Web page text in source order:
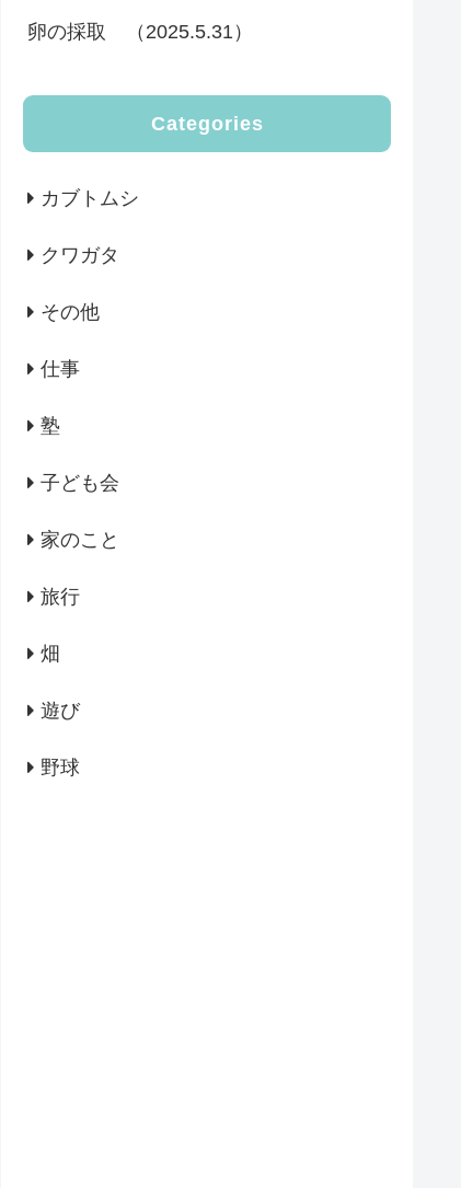
卵の採取 （2025.5.31）
Categories
カブトムシ
クワガタ
その他
仕事
塾
子ども会
家のこと
旅行
畑
遊び
野球